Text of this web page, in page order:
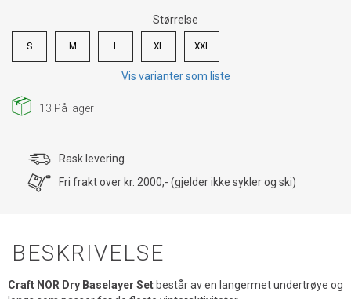
Størrelse
S M L XL XXL
Vis varianter som liste
13 På lager
Rask levering
Fri frakt over kr. 2000,- (gjelder ikke sykler og ski)
BESKRIVELSE
Craft NOR Dry Baselayer Set består av en langermet undertrøye og